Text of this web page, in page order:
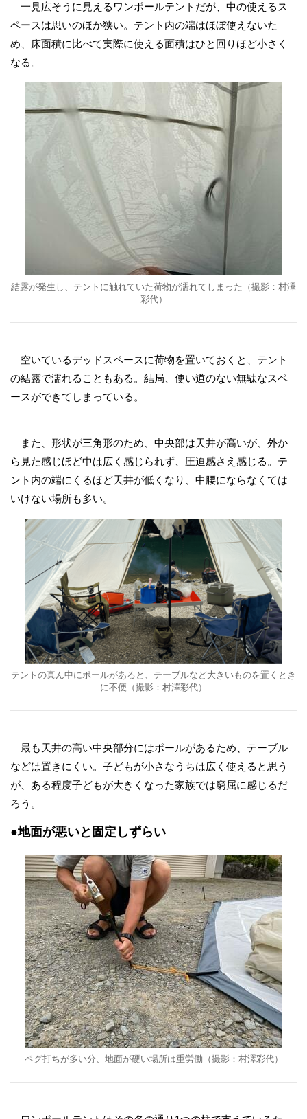
一見広そうに見えるワンポールテントだが、中の使えるス
ペースは思いのほか狭い。テント内の端はほぼ使えないた
め、床面積に比べて実際に使える面積はひと回りほど小さく
なる。
結露が発生し、テントに触れていた荷物が濡れてしまった（撮影：村澤
彩代）
空いているデッドスペースに荷物を置いておくと、テント
の結露で濡れることもある。結局、使い道のない無駄なスペ
ースができてしまっている。
また、形状が三角形のため、中央部は天井が高いが、外か
ら見た感じほど中は広く感じられず、圧迫感さえ感じる。テ
ント内の端にくるほど天井が低くなり、中腰にならなくては
いけない場所も多い。
テントの真ん中にポールがあると、テーブルなど大きいものを置くとき
に不便（撮影：村澤彩代）
最も天井の高い中央部分にはポールがあるため、テーブル
などは置きにくい。子どもが小さなうちは広く使えると思う
が、ある程度子どもが大きくなった家族では窮屈に感じるだ
ろう。
●地面が悪いと固定しずらい
ペグ打ちが多い分、地面が硬い場所は重労働（撮影：村澤彩代）